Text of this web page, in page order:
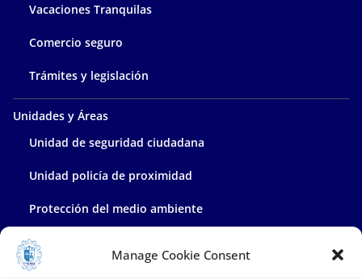
Manage Cookie Consent
Vacaciones Tranquilas
Comercio seguro
Trámites y legislación
Unidades y Áreas
Unidad de seguridad ciudadana
Unidad policía de proximidad
Protección del medio ambiente
Policía administrativa